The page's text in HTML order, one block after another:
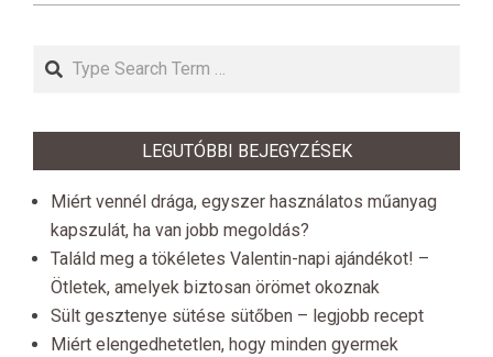
Search
LEGUTÓBBI BEJEGYZÉSEK
Miért vennél drága, egyszer használatos műanyag
kapszulát, ha van jobb megoldás?
Találd meg a tökéletes Valentin-napi ajándékot! –
Ötletek, amelyek biztosan örömet okoznak
Sült gesztenye sütése sütőben – legjobb recept
Miért elengedhetetlen, hogy minden gyermek